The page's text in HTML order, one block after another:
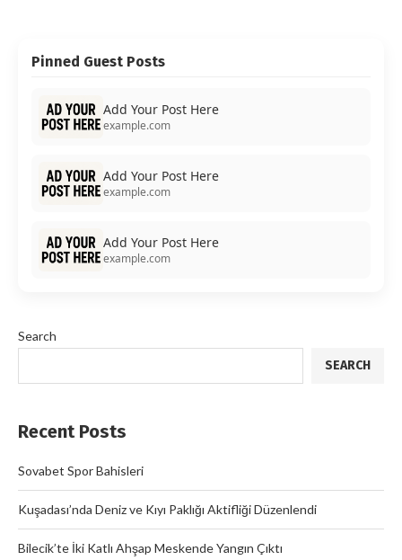
Pinned Guest Posts
Add Your Post Here
example.com
Add Your Post Here
example.com
Add Your Post Here
example.com
Search
SEARCH
Recent Posts
Sovabet Spor Bahisleri
Kuşadası’nda Deniz ve Kıyı Paklığı Aktifliği Düzenlendi
Bilecik’te İki Katlı Ahşap Meskende Yangın Çıktı